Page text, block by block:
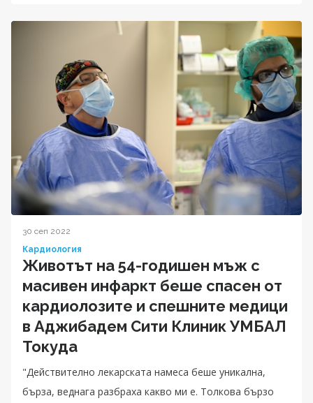
30 сеп 2022
Кардиология
Животът на 54-годишен мъж с
масивен инфаркт беше спасен от
кардиолозите и спешните медици
в Аджибадем Сити Клиник УМБАЛ
Токуда
"Действително лекарската намеса беше уникална,
бърза, веднага разбраха какво ми е. Толкова бързо